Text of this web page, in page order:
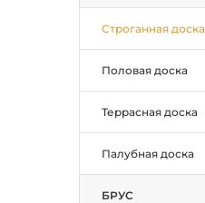
Строганная доска
Половая доска
Террасная доска
Палубная доска
БРУС